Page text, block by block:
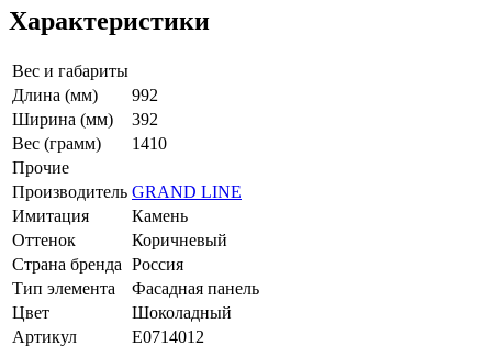
Характеристики
Вес и габариты
Длина (мм)
992
Ширина (мм)
392
Вес (грамм)
1410
Прочие
Производитель GRAND LINE
Имитация
Камень
Оттенок
Коричневый
Страна бренда Россия
Тип элемента
Фасадная панель
Цвет
Шоколадный
Артикул
E0714012